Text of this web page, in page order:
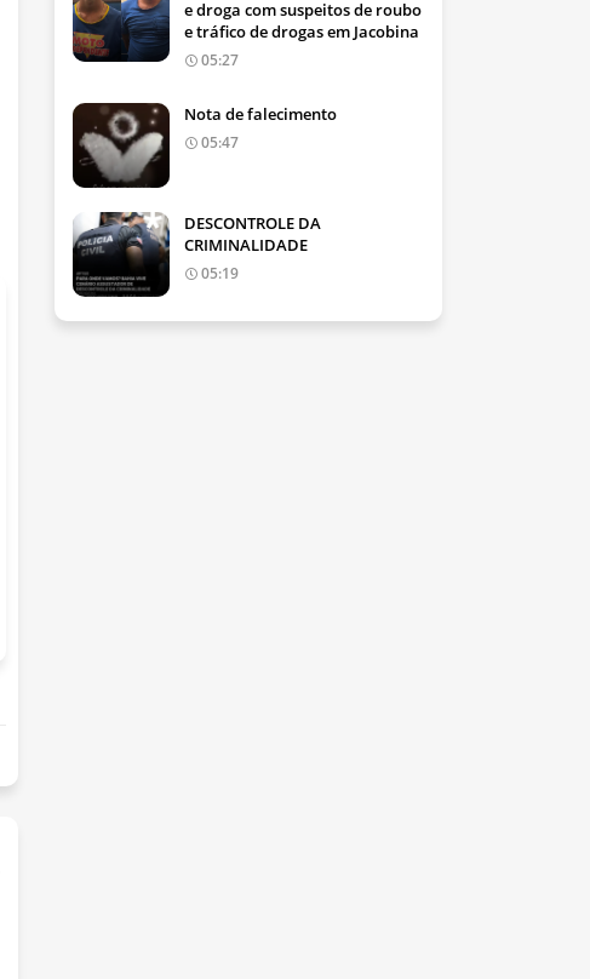
e droga com suspeitos de roubo
e tráfico de drogas em Jacobina
05:27
Nota de falecimento
05:47
DESCONTROLE DA
CRIMINALIDADE
05:19